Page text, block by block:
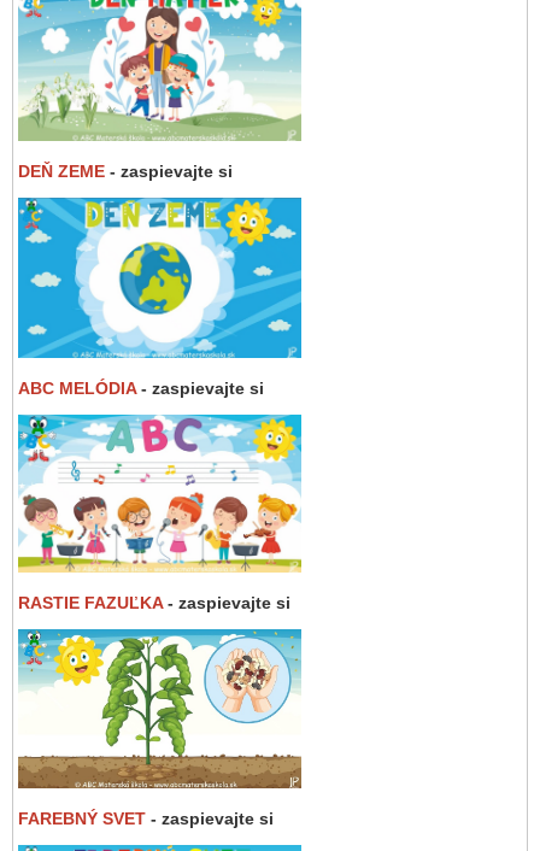
DEŇ ZEME - zaspievajte si
ABC MELÓDIA- zaspievajte si
RASTIE FAZUĽKA- zaspievajte si
FAREBNÝ SVET - zaspievajte si